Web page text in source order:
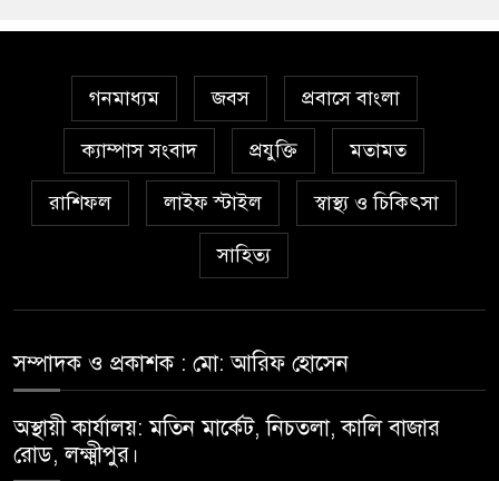
গনমাধ্যম জবস প্রবাসে বাংলা
ক্যাম্পাস সংবাদ প্রযুক্তি মতামত
রাশিফল লাইফ স্টাইল স্বাস্থ্য ও চিকিৎসা
সাহিত্য
সম্পাদক ও প্রকাশক : মো: আরিফ হোসেন
অস্থায়ী কার্যালয়: মতিন মার্কেট, নিচতলা, কালি বাজার
রোড, লক্ষ্মীপুর।